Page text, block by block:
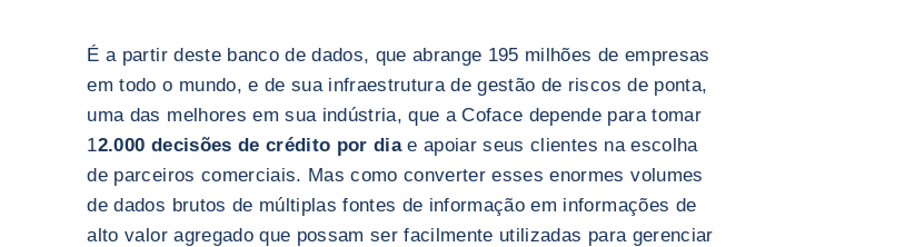
É a partir deste banco de dados, que abrange 195 milhões de empresas
em todo o mundo, e de sua infraestrutura de gestão de riscos de ponta,
uma das melhores em sua indústria, que a Coface depende para tomar
12.000 decisões de crédito por diae apoiar seus clientes na escolha
de parceiros comerciais. Mas como converter esses enormes volumes
de dados brutos de múltiplas fontes de informação em informações de
alto valor agregado que possam ser facilmente utilizadas para gerenciar